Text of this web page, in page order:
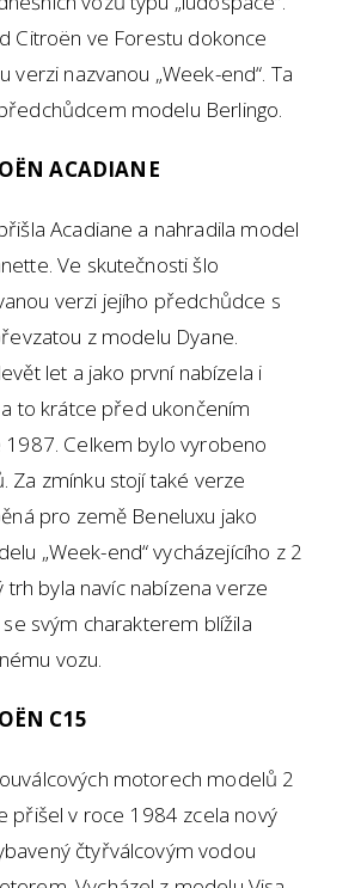
Citroën ve Forestu dokonce
verzi nazvanou „Week-end“. Ta
modelu Berlingo.
ACADIANE
Acadiane a nahradila model
Ve skutečnosti šlo
verzi jejího předchůdce s
z modelu Dyane.
let a jako první nabízela i
to krátce před ukončením
Celkem bylo vyrobeno
Za zmínku stojí také verze
pro země Beneluxu jako
„Week-end“ vycházejícího z 2
trh byla navíc nabízena verze
se svým charakterem blížila
vozu.
C15
motorech modelů 2
přišel v roce 1984 zcela nový
čtyřválcovým vodou